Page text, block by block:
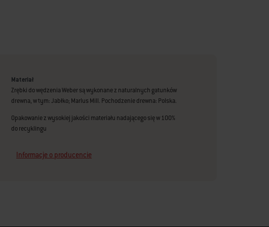
Materiał
Zrębki do wędzenia Weber są wykonane z naturalnych gatunków
drewna, w tym: Jabłko; Marlus Mill. Pochodzenie drewna: Polska.
Opakowanie z wysokiej jakości materiału nadającego się w 100%
do recyklingu
Informacje o producencie